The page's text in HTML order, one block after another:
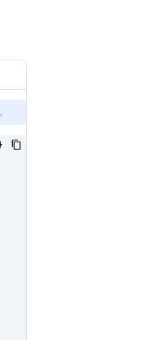
.